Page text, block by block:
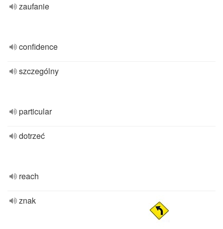
zaufanie
confidence
szczególny
particular
dotrzeć
reach
znak